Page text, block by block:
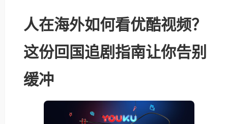
人在海外如何看优酷视频？
这份回国追剧指南让你告别
缓冲